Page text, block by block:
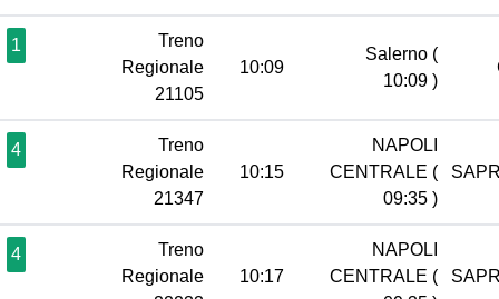
1
Treno
Regionale
21105
10:09
Salerno (
10:09 )
4
Treno
Regionale
21347
10:15
NAPOLI
CENTRALE (
09:35 )
4
Treno
Regionale
10:17
NAPOLI
CENTRALE (